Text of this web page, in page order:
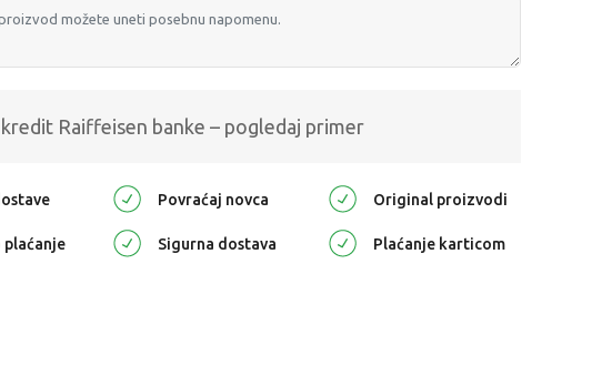
Raiffeisen banke – pogledaj primer
Povraćaj novca Original proizvodi
plaćanje Sigurna dostava Plaćanje karticom